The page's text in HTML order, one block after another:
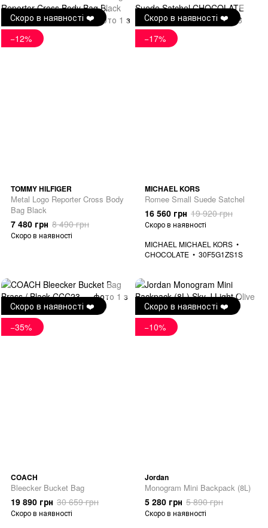
Скоро в наявності ❤️
−12%
TOMMY HILFIGER
Metal Logo Reporter Cross Body
Bag Black
7 480 грн 8 490 грн
Скоро в наявності
Скоро в наявності ❤️
−17%
MICHAEL KORS
Romee Small Suede Satchel
16 560 грн 19 920 грн
Скоро в наявності
MICHAEL MICHAEL KORS
CHOCOLATE
30F5G1ZS1S
Скоро в наявності ❤️
−35%
COACH
Bleecker Bucket Bag
19 890 грн 30 659 грн
Скоро в наявності
Скоро в наявності ❤️
−10%
Jordan
Monogram Mini Backpack (8L)
5 280 грн 5 890 грн
Скоро в наявності